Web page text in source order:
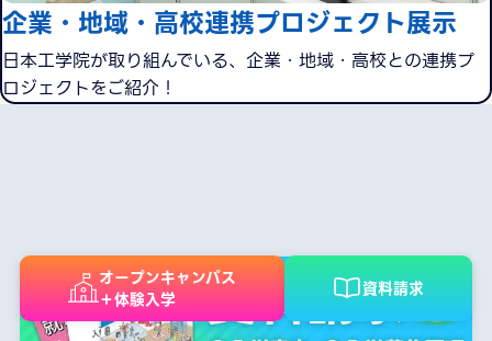
企業・地域・高校連携プロジェクト展示
日本工学院が取り組んでいる、企業・地域・高校との連携プ
ロジェクトをご紹介！
オープンキャンパス
＋体験入学
資料請求